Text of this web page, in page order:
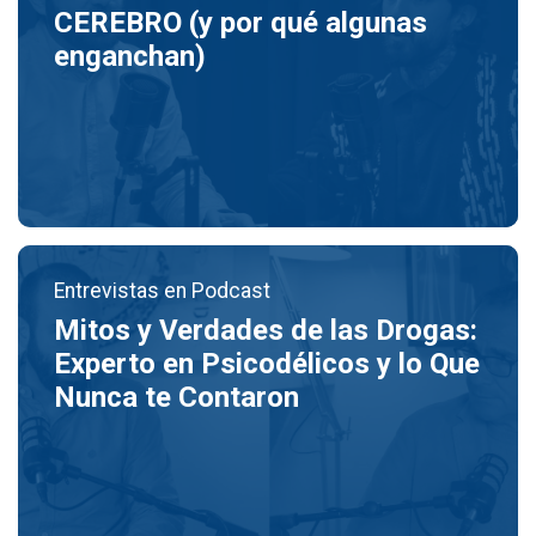
CEREBRO (y por qué algunas
enganchan)
Entrevistas en Podcast
Mitos y Verdades de las Drogas:
Experto en Psicodélicos y lo Que
Nunca te Contaron